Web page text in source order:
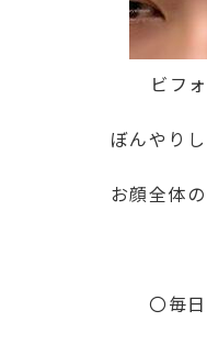
ビフ
ぼんやり
お顔全体
〇毎